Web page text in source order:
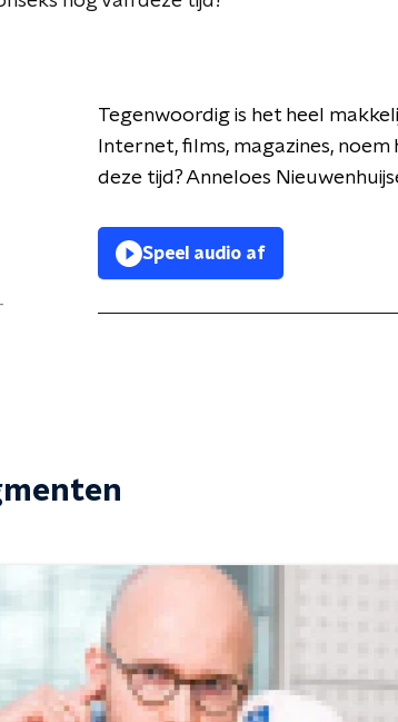
Tegenwoordig is het heel
Internet, films, magazines,
deze tijd? Anneloes
Speel audio af